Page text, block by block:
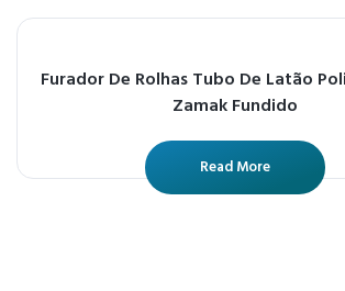
Furador De Rolhas Tubo De Latão
Zamak Fundido
Read More